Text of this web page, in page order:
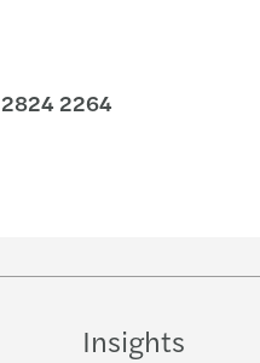
2824 2264
Insights